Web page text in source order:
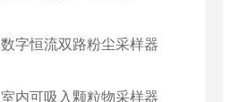
数字恒流双路粉尘采样器
室内可吸入颗粒物采样器